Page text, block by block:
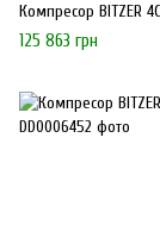
Компресор BITZER
125 863 грн